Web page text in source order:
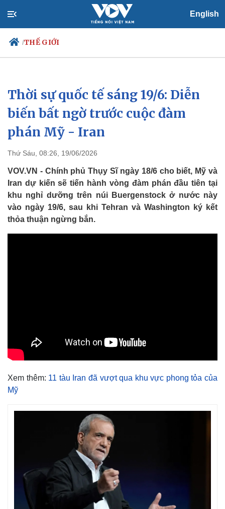
English
/THẾ GIỚI
Chính trị
Đảng
Tổ chức nhân sự
Quốc hội
Nhận diện sự thật
Xã hội
Tin 24h
Dự báo thời tiết
Thời sự quốc tế sáng 19/6: Diễn
biến bất ngờ trước cuộc đàm
phán Mỹ - Iran
Thứ Sáu, 08:26, 19/06/2026
VOV.VN - Chính phủ Thụy Sĩ ngày 18/6 cho biết, Mỹ và
Iran dự kiến sẽ tiến hành vòng đàm phán đầu tiên tại
khu nghỉ dưỡng trên núi Buergenstock ở nước này
vào ngày 19/6, sau khi Tehran và Washington ký kết
thỏa thuận ngừng bắn.
Xem thêm: 11 tàu Iran đã vượt qua khu vực phong tỏa của
Mỹ